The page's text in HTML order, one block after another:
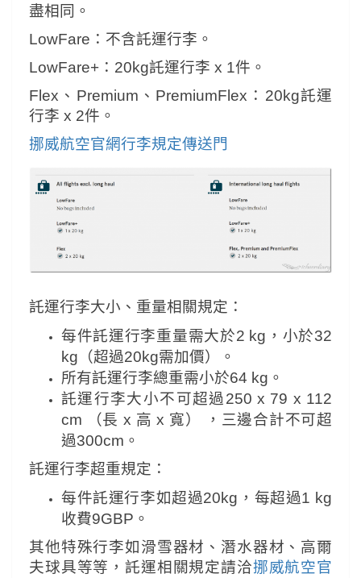
盡相同。
LowFare：不含託運行李。
LowFare+：20kg託運行李 x 1件。
Flex、Premium、PremiumFlex：20kg託運
行李 x 2件。
挪威航空官網行李規定傳送門
託運行李大小、重量相關規定：
每件託運行李重量需大於2 kg，小於32
kg（超過20kg需加價）。
所有託運行李總重需小於64 kg。
託運行李大小不可超過250 x 79 x 112
cm （長 x 高 x 寬） ，三邊合計不可超
過300cm。
託運行李超重規定：
每件託運行李如超過20kg，每超過1 kg
收費9GBP。
其他特殊行李如滑雪器材、潛水器材、高爾
夫球具等等，託運相關規定請洽挪威航空官